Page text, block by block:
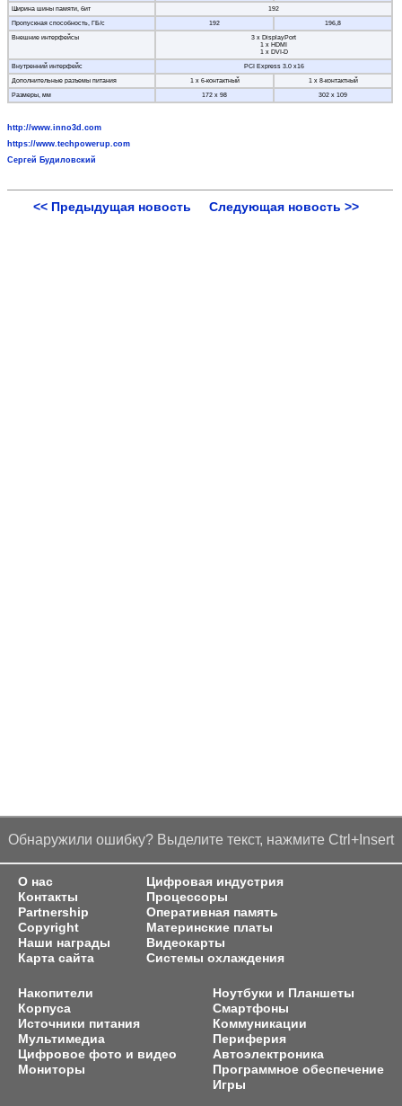
Ширина шины памяти, бит
192
Пропускная способность, ГБ/с
192
196,8
Внешние интерфейсы
3 x DisplayPort
1 x HDMI
1 x DVI-D
Внутренний интерфейс
PCI Express 3.0 x16
Дополнительные разъемы питания
1 х 6-контактный
1 х 8-контактный
Размеры, мм
172 х 98 302 х 109
http://www.inno3d.com
https://www.techpowerup.com
Сергей Будиловский
<< Предыдущая новость Следующая новость >>
Обнаружили ошибку? Выделите текст, нажмите Ctrl+Insert
О нас
Контакты
Partnership
Copyright
Наши награды
Карта сайта
Цифровая индустрия
Процессоры
Оперативная память
Материнские платы
Видеокарты
Системы охлаждения
Накопители
Корпуса
Источники питания
Мультимедиа
Цифровое фото и видео
Мониторы
Ноутбуки и Планшеты
Смартфоны
Коммуникации
Периферия
Автоэлектроника
Программное обеспечение
Игры